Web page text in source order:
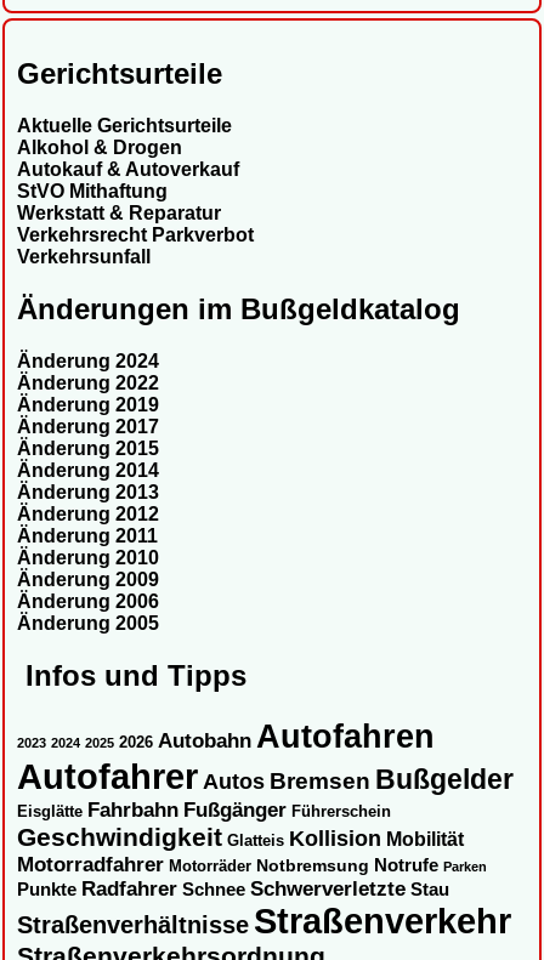
Gerichtsurteile
Aktuelle Gerichtsurteile
Alkohol & Drogen
Autokauf & Autoverkauf
StVO Mithaftung
Werkstatt & Reparatur
Verkehrsrecht Parkverbot
Verkehrsunfall
Änderungen im Bußgeldkatalog
Änderung 2024
Änderung 2022
Änderung 2019
Änderung 2017
Änderung 2015
Änderung 2014
Änderung 2013
Änderung 2012
Änderung 2011
Änderung 2010
Änderung 2009
Änderung 2006
Änderung 2005
Infos und Tipps
2023 2024 2025 2026 Autobahn Autofahren
Autofahrer Autos Bremsen Bußgelder
Eisglätte Fahrbahn Fußgänger Führerschein
Geschwindigkeit Glatteis Kollision Mobilität
Motorradfahrer Motorräder Notbremsung Notrufe Parken
Punkte Radfahrer Schnee Schwerverletzte Stau
Straßenverhältnisse Straßenverkehr